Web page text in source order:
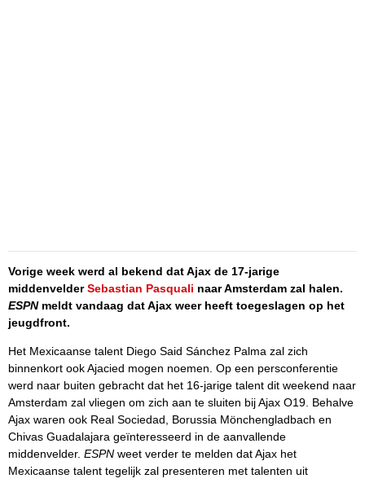
Vorige week werd al bekend dat Ajax de 17-jarige
middenvelderSebastian Pasquali naar Amsterdam zal halen.
ESPNmeldt vandaag dat Ajax weer heeft toegeslagen op het
jeugdfront.
Het Mexicaanse talent Diego Said Sánchez Palma zal zich
binnenkort ook Ajacied mogen noemen. Op een persconferentie
werd naar buiten gebracht dat het 16-jarige talent dit weekend naar
Amsterdam zal vliegen om zich aan te sluiten bij Ajax O19. Behalve
Ajax waren ook Real Sociedad, Borussia Mönchengladbach en
Chivas Guadalajara geïnteresseerd in de aanvallende
middenvelder. ESPN weet verder te melden dat Ajax het
Mexicaanse talent tegelijk zal presenteren met talenten uit